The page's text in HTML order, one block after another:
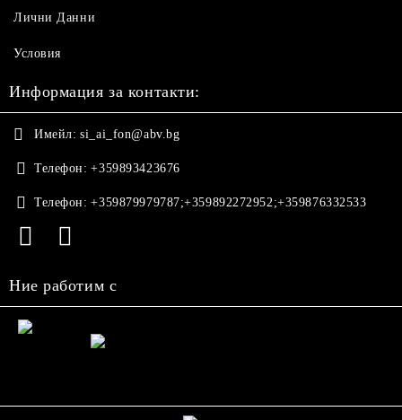
Лични Данни
Условия
Информация за контакти:
Имейл: si_ai_fon@abv.bg
Телефон: +359893423676
Телефон: +359879979787;+359892272952;+359876332533
Ние работим с